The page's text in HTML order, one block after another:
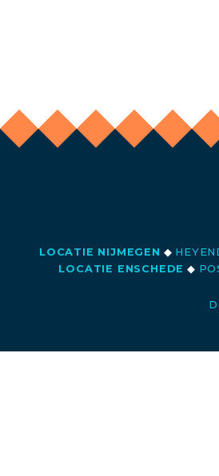
LOCATIE NIJMEGEN ◆
LOCATIE ENSCHEDE ◆